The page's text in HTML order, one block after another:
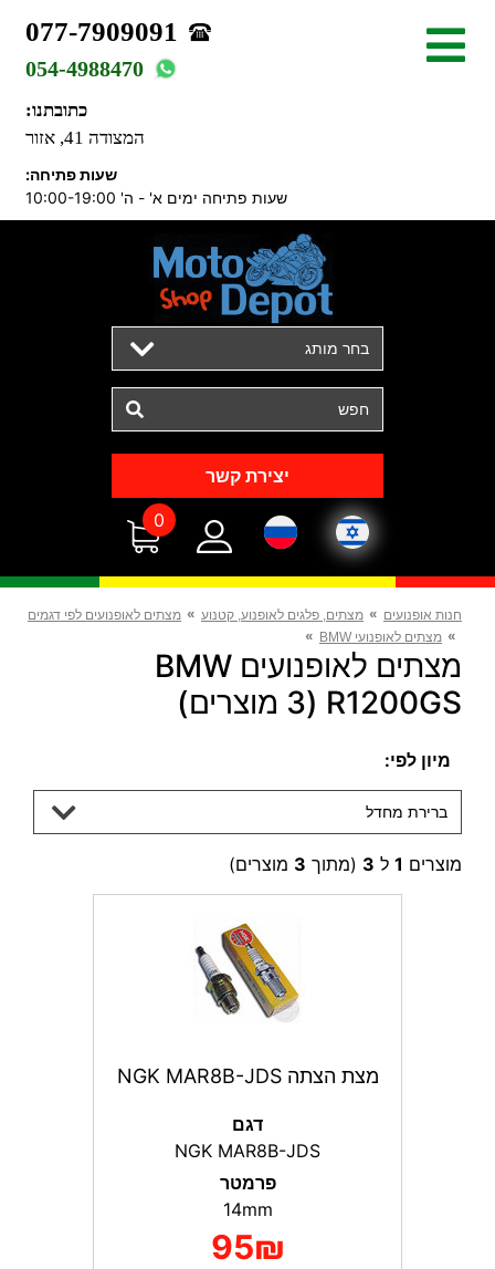
077-7909091
054-4988470
כתובתנו:
המצודה 41, אזור
שעות פתיחה:
שעות פתיחה ימים א' - ה' 10:00-19:00
בחר מותג
יצירת קשר
0
חנות אופנועים » מצתים, פלגים לאופנוע, קטנוע » מצתים לאופנועים לפי דגמים
» מצתים לאופנועי BMW »
מצתים לאופנועים BMW
R1200GS (3 מוצרים)
מיון לפי:
ברירת מחדל
מוצרים 1 ל 3 (מתוך 3 מוצרים)
מצת הצתה NGK MAR8B-JDS
דגם
פרמטר
95₪